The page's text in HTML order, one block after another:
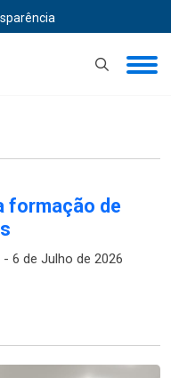
formação de
6 de Julho de 2026